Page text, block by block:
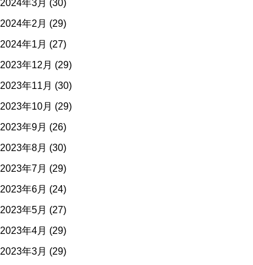
2024年3月 (30)
2024年2月 (29)
2024年1月 (27)
2023年12月 (29)
2023年11月 (30)
2023年10月 (29)
2023年9月 (26)
2023年8月 (30)
2023年7月 (29)
2023年6月 (24)
2023年5月 (27)
2023年4月 (29)
2023年3月 (29)